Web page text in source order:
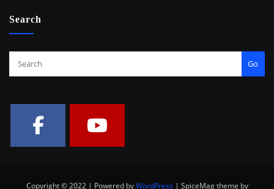
Search
Go
Copyright © 2022 | Powered byWordPress | SpiceMag theme by